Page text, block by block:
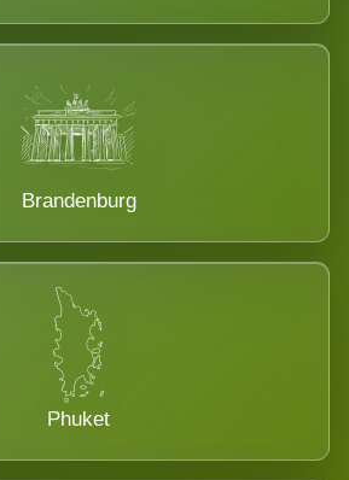
Brandenburg
Phuket